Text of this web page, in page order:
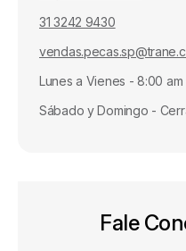
31 3242 9430
Lunes a Vienes - 8:00
Sábado y Domingo -
Fale